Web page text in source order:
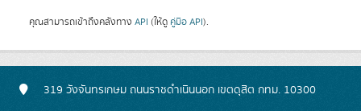
คุณสามารถเข้าถึงคลังทาง API (ให้ดู คู่มือ API).
319 วังจันทรเกษม ถนนราชดำเนินนอก เขตดุสิต กทม. 10300